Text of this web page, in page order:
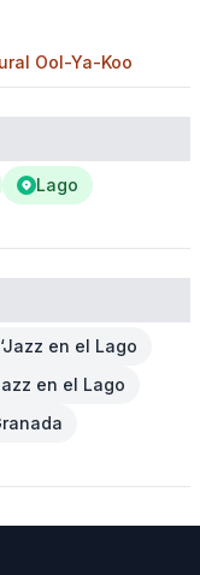
Ool-Ya-Koo
Lago
en el Lago
en el Lago